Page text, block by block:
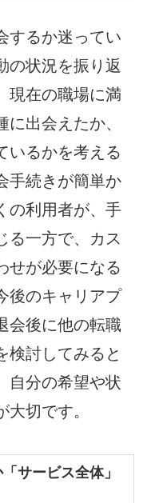
するか迷ってい
の状況を振り返
現在の職場に満
出会えたか、
いるかを考える
手続きが簡単か
の利用者が、手
る一方で、カス
せが必要になる
後のキャリアプ
会後に他の転職
検討してみると
自分の希望や状
切です。
サービス全体」